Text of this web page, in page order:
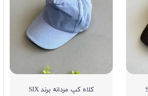
کلاه کپ مردانه برند SIX